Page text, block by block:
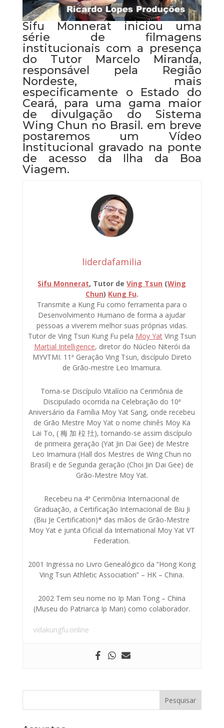
Sifu Monnerat iniciou uma
série de filmagens
institucionais com a presença
do Tutor Marcelo Miranda,
responsável pela Região
Nordeste, mais
especificamente o Estado do
Ceará, para uma gama maior
de divulgação do Sistema
Wing Chun no Brasil. em breve
postaremos um Vídeo
Institucional gravado na ponte
de acesso da Ilha da Boa
Viagem.
liderdafamilia
Sifu Monnerat, Tutor deVing Tsun (Wing
Chun) Kung Fu.
Transmite a Kung Fu como ferramenta para o
Desenvolvimento Humano de forma a ajudar
pessoas a viverem melhor suas próprias vidas.
Tutor de Ving Tsun Kung Fu pela Moy YatVing Tsun
Martial Intelligence, diretor do Núcleo Niterói da
MYVTMI. 11ª Geração Ving Tsun, discípulo Direto
de Grão-mestre Leo Imamura.
Torna-se Discípulo Vitalício na Cerimônia de
Discipulado ocorrida na Celebração do 10ª
Aniversário da Família Moy Yat Sang, onde recebeu
de Grão Mestre Moy Yat o nome chinês Moy Ka
Lai To, ( 梅 加 柆 扗), tornando-se assim discípulo
de primeira geração (Yat Jin Dai Gee) de Mestre
Leo Imamura (Hall dos Mestres de Wing Chun no
Brasil) e de Segunda geração (Choi Jin Dai Gee) de
Grão-Mestre Moy Yat.
Recebeu na 4ª Cerimônia Internacional de
Graduação, a Certificação Internacional de Biu Ji
(Biu Je Certification)* das mãos de Grão-Mestre
Moy Yat e junta Oficial da International Moy Yat VT
Federation.
2001 Ingressa no Livro Genealógico da “Hong Kong
Ving Tsun Athletic Association” – HK – China.
2002 Tem seu nome no Ip Man Tong – China
(Museu do Patriarca Ip Man) como colaborador.
vidakungfu.online